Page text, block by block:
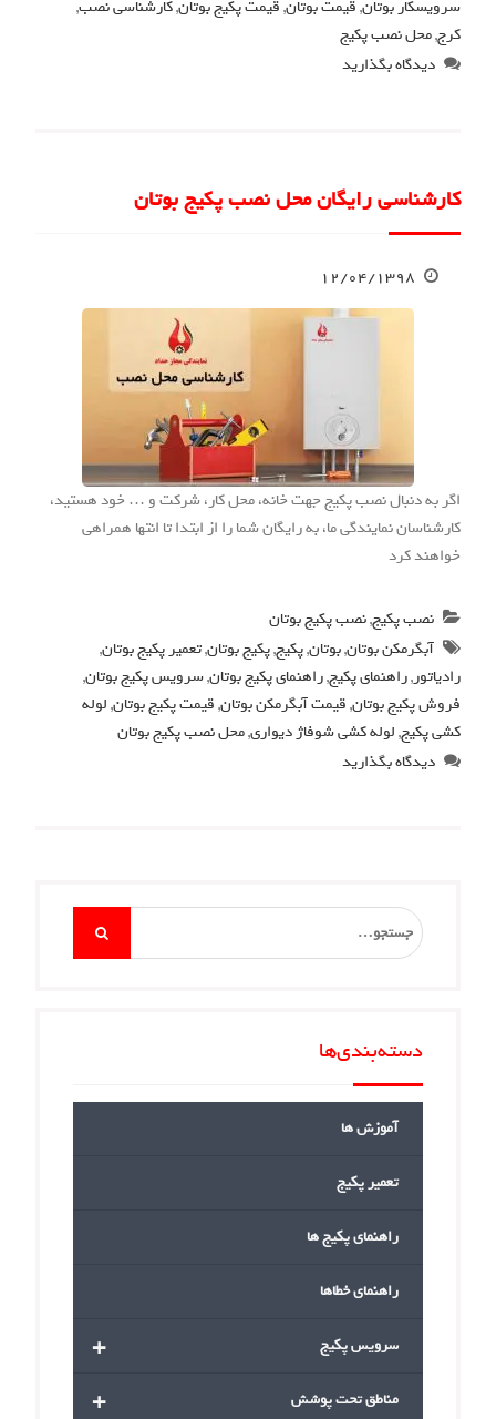
سرویسکار بوتان,قیمت بوتان,قیمت پکیج بوتان,کارشناسی نصب,
کرج,محل نصب پکیج
دیدگاه بگذارید
کارشناسی رایگان محل نصب پکیج بوتان
۱۲/۰۴/۱۳۹۸
اگر به دنبال نصب پکیج جهت خانه، محل کار، شرکت و … خود هستید،
کارشناسان نمایندگی ما، به رایگان شما را از ابتدا تا انتها همراهی
خواهند کرد
نصب پکیج,نصب پکیج بوتان
آبگرمکن بوتان,بوتان,پکیج,پکیج بوتان,تعمیر پکیج بوتان,
رادیاتور,راهنمای پکیج,راهنمای پکیج بوتان,سرویس پکیج بوتان,
فروش پکیج بوتان,قیمت آبگرمکن بوتان,قیمت پکیج بوتان,لوله
کشی پکیج,لوله کشی شوفاژ دیواری,محل نصب پکیج بوتان
دیدگاه بگذارید
Search
for:
دسته‌بندی‌ها
آموزش ها
تعمیر پکیج
راهنمای پکیج ها
راهنمای خطاها
+ سرویس پکیج
+ مناطق تحت پوشش